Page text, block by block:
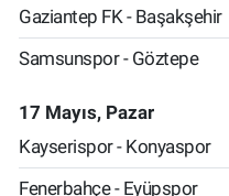
Gaziantep FK - Başakşehir
Samsunspor - Göztepe
17 Mayıs, Pazar
Kayserispor - Konyaspor
Fenerbahçe - Eyüpspor